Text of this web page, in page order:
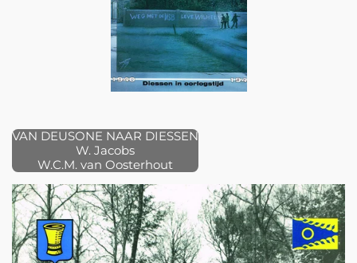
VAN DEUSONE NAAR DIESSEN
W. Jacobs
W.C.M. van Oosterhout